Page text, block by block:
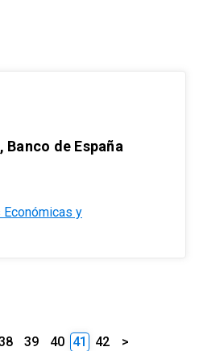
de España
Económicas y
39 40 41 42 >